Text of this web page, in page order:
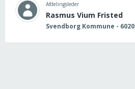
Afdelingsleder
Rasmus Vium Fristed
Svendborg Kommune - 6020